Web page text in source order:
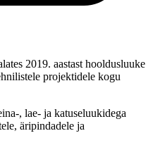
2019. aastast hooldusluuke
projektidele kogu
, lae- ja katuseluukidega
äripindadele ja